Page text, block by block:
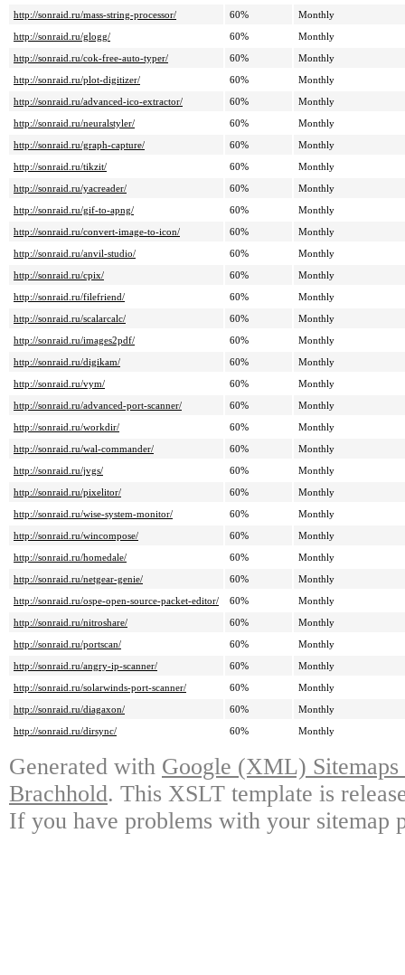
http://sonraid.ru/mass-string-processor/
60%
Monthly
http://sonraid.ru/glogg/
60%
Monthly
http://sonraid.ru/cok-free-auto-typer/
60%
Monthly
http://sonraid.ru/plot-digitizer/
60%
Monthly
http://sonraid.ru/advanced-ico-extractor/
60%
Monthly
http://sonraid.ru/neuralstyler/
60%
Monthly
http://sonraid.ru/graph-capture/
60%
Monthly
http://sonraid.ru/tikzit/
60%
Monthly
http://sonraid.ru/yacreader/
60%
Monthly
http://sonraid.ru/gif-to-apng/
60%
Monthly
http://sonraid.ru/convert-image-to-icon/
60%
Monthly
http://sonraid.ru/anvil-studio/
60%
Monthly
http://sonraid.ru/cpix/
60%
Monthly
http://sonraid.ru/filefriend/
60%
Monthly
http://sonraid.ru/scalarcalc/
60%
Monthly
http://sonraid.ru/images2pdf/
60%
Monthly
http://sonraid.ru/digikam/
60%
Monthly
http://sonraid.ru/vym/
60%
Monthly
http://sonraid.ru/advanced-port-scanner/
60%
Monthly
http://sonraid.ru/workdir/
60%
Monthly
http://sonraid.ru/wal-commander/
60%
Monthly
http://sonraid.ru/jvgs/
60%
Monthly
http://sonraid.ru/pixelitor/
60%
Monthly
http://sonraid.ru/wise-system-monitor/
60%
Monthly
http://sonraid.ru/wincompose/
60%
Monthly
http://sonraid.ru/homedale/
60%
Monthly
http://sonraid.ru/netgear-genie/
60%
Monthly
http://sonraid.ru/ospe-open-source-packet-editor/
60%
Monthly
http://sonraid.ru/nitroshare/
60%
Monthly
http://sonraid.ru/portscan/
60%
Monthly
http://sonraid.ru/angry-ip-scanner/
60%
Monthly
http://sonraid.ru/solarwinds-port-scanner/
60%
Monthly
http://sonraid.ru/diagaxon/
60%
Monthly
http://sonraid.ru/dirsync/
60% Monthly
Generated with Google (XML)
Brachhold. This XSLT template is
If you have problems with your sitemap